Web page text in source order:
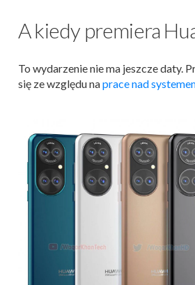
A kiedy premiera
To wydarzenie nie ma jeszcze daty.
się ze względu naprace nad